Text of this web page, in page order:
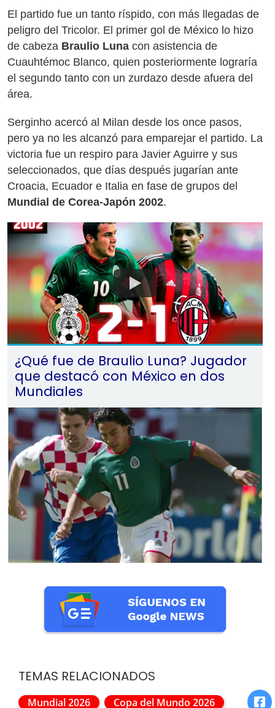
El partido fue un tanto ríspido, con más llegadas de
peligro del Tricolor. El primer gol de México lo hizo
de cabeza Braulio Luna con asistencia de
Cuauhtémoc Blanco, quien posteriormente lograría
el segundo tanto con un zurdazo desde afuera del
área.
Serginho acercó al Milan desde los once pasos,
pero ya no les alcanzó para emparejar el partido. La
victoria fue un respiro para Javier Aguirre y sus
seleccionados, que días después jugarían ante
Croacia, Ecuador e Italia en fase de grupos del
Mundial de Corea-Japón 2002.
¿Qué fue de Braulio Luna? Jugador
que destacó con México en dos
Mundiales
TEMAS RELACIONADOS
Mundial 2026
Copa del Mundo 2026